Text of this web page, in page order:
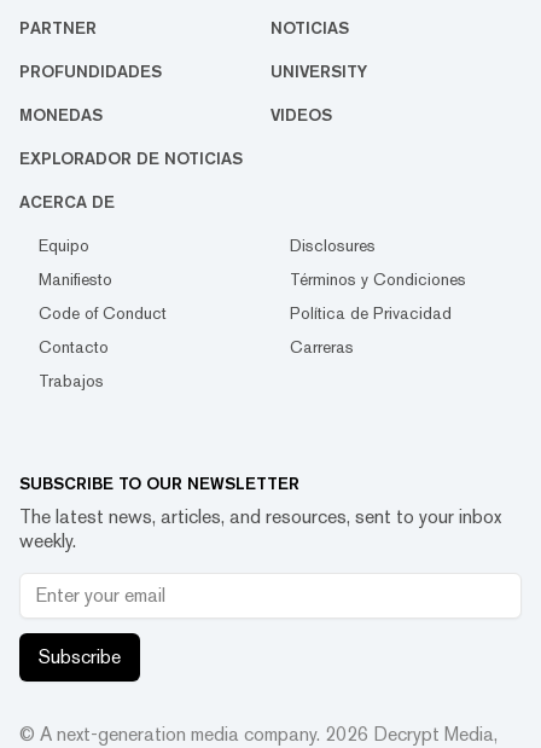
PARTNER NOTICIAS
PROFUNDIDADES UNIVERSITY
MONEDAS VIDEOS
EXPLORADOR DE NOTICIAS
ACERCA DE
Equipo
Disclosures
Manifiesto
Términos y Condiciones
Code of Conduct
Política de Privacidad
Contacto
Carreras
Trabajos
SUBSCRIBE TO OUR NEWSLETTER
The latest news, articles, and resources, sent to your inbox
weekly.
Subscribe
© A next-generation media company. 2026 Decrypt Media,